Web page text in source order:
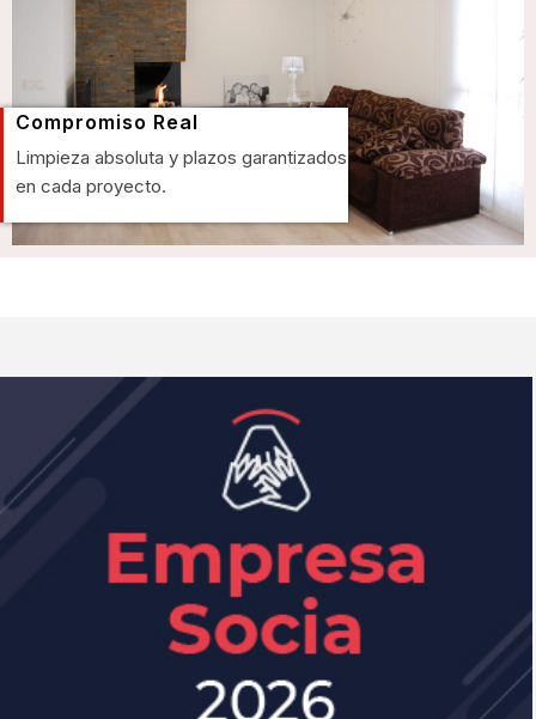
Compromiso Real
Limpieza absoluta y plazos garantizados
en cada proyecto.